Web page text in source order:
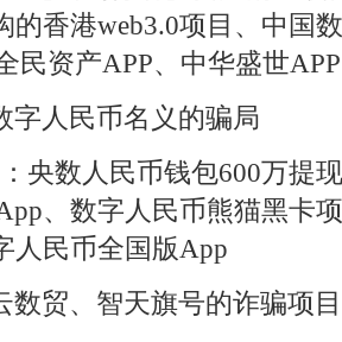
的香港web3.0项目、中国
民资产APP、中华盛世APP
字人民币名义的骗局
央数人民币钱包600万提
、数字人民币熊猫黑卡
人民币全国版App
数贸、智天旗号的诈骗项目